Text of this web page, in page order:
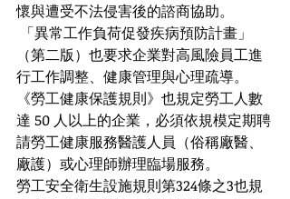
懷與遭受不法侵害後的諮商協助。
「異常工作負荷促發疾病預防計畫」
（第二版）也要求企業對高風險員工進
行工作調整、健康管理與心理疏導。
《勞工健康保護規則》也規定勞工人數
達 50 人以上的企業，必須依規模定期聘
請勞工健康服務醫護人員（俗稱廠醫、
廠護）或心理師辦理臨場服務。
勞工安全衛生設施規則第324條之3也規